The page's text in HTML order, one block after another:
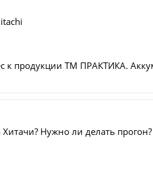
продукции ТМ ПРАКТИКА.
Нужно ли делать